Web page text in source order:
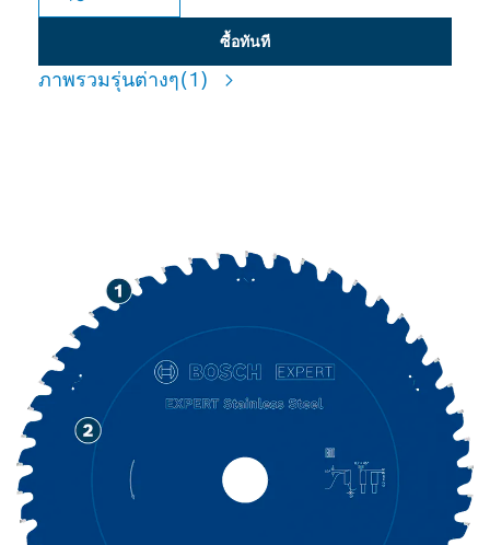
ซื้อทันที
ภาพรวมรุ่นต่างๆ(1)